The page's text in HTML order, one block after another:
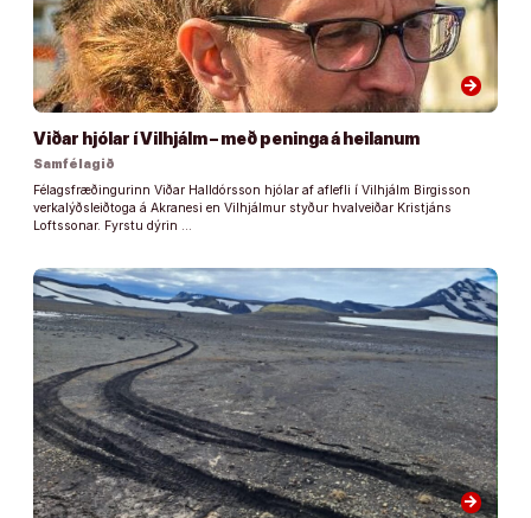
arrow_forward
Viðar hjólar í Vilhjálm – með peninga á heilanum
Samfélagið
Félagsfræðingurinn Viðar Halldórsson hjólar af aflefli í Vilhjálm Birgisson
verkalýðsleiðtoga á Akranesi en Vilhjálmur styður hvalveiðar Kristjáns
Loftssonar. Fyrstu dýrin …
arrow_forward